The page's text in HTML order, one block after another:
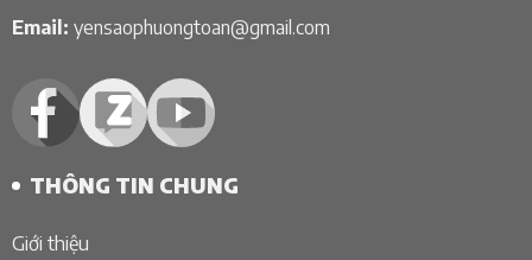
Email: yensaophuongtoan@gmail.com
THÔNG TIN CHUNG
Giới thiệu